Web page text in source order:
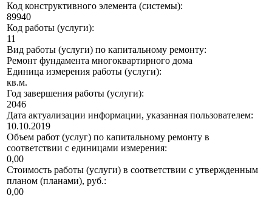
Код конструктивного элемента (системы):
89940
Код работы (услуги):
11
Вид работы (услуги) по капитальному ремонту:
Ремонт фундамента многоквартирного дома
Единица измерения работы (услуги):
кв.м.
Год завершения работы (услуги):
2046
Дата актуализации информации, указанная пользователем:
10.10.2019
Объем работ (услуг) по капитальному ремонту в
соответствии с единицами измерения:
0,00
Стоимость работы (услуги) в соответствии с утвержденным
планом (планами), руб.:
0,00